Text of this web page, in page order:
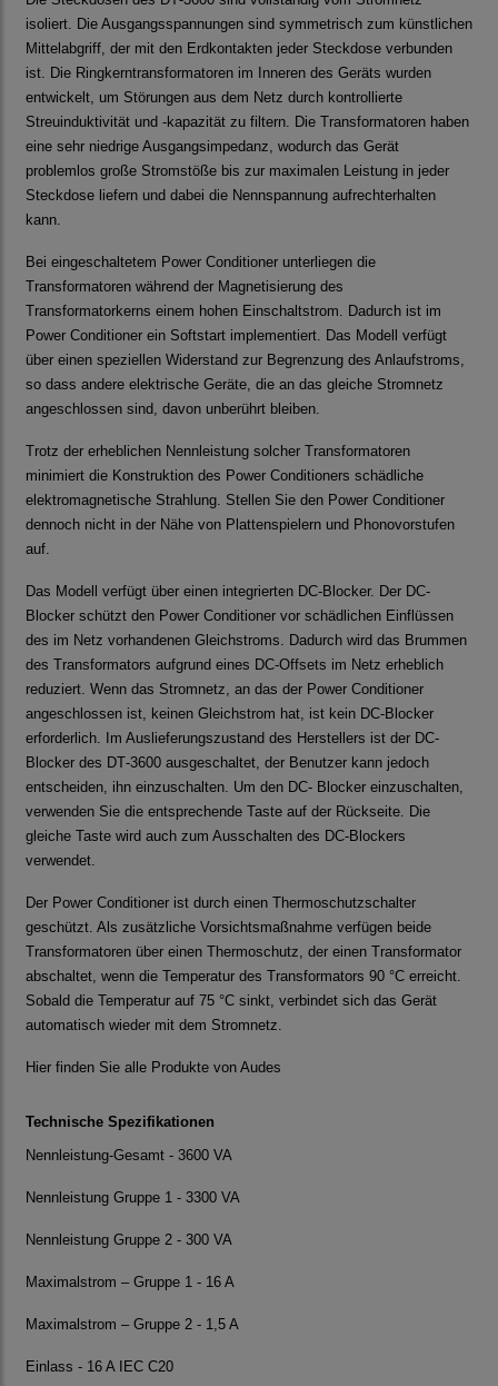
isoliert. Die Ausgangsspannungen sind symmetrisch zum künstlichen
Mittelabgriff, der mit den Erdkontakten jeder Steckdose verbunden
ist. Die Ringkerntransformatoren im Inneren des Geräts wurden
entwickelt, um Störungen aus dem Netz durch kontrollierte
Streuinduktivität und ‐kapazität zu filtern. Die Transformatoren haben
eine sehr niedrige Ausgangsimpedanz, wodurch das Gerät
problemlos große Stromstöße bis zur maximalen Leistung in jeder
Steckdose liefern und dabei die Nennspannung aufrechterhalten
kann.
Bei eingeschaltetem Power Conditioner unterliegen die
Transformatoren während der Magnetisierung des
Transformatorkerns einem hohen Einschaltstrom. Dadurch ist im
Power Conditioner ein Softstart implementiert. Das Modell verfügt
über einen speziellen Widerstand zur Begrenzung des Anlaufstroms,
so dass andere elektrische Geräte, die an das gleiche Stromnetz
angeschlossen sind, davon unberührt bleiben.
Trotz der erheblichen Nennleistung solcher Transformatoren
minimiert die Konstruktion des Power Conditioners schädliche
elektromagnetische Strahlung. Stellen Sie den Power Conditioner
dennoch nicht in der Nähe von Plattenspielern und Phonovorstufen
auf.
Das Modell verfügt über einen integrierten DC‐Blocker. Der DC‐
Blocker schützt den Power Conditioner vor schädlichen Einflüssen
des im Netz vorhandenen Gleichstroms. Dadurch wird das Brummen
des Transformators aufgrund eines DC‐Offsets im Netz erheblich
reduziert. Wenn das Stromnetz, an das der Power Conditioner
angeschlossen ist, keinen Gleichstrom hat, ist kein DC‐Blocker
erforderlich. Im Auslieferungszustand des Herstellers ist der DC‐
Blocker des DT‐3600 ausgeschaltet, der Benutzer kann jedoch
entscheiden, ihn einzuschalten. Um den DC‐ Blocker einzuschalten,
verwenden Sie die entsprechende Taste auf der Rückseite. Die
gleiche Taste wird auch zum Ausschalten des DC‐Blockers
verwendet.
Der Power Conditioner ist durch einen Thermoschutzschalter
geschützt. Als zusätzliche Vorsichtsmaßnahme verfügen beide
Transformatoren über einen Thermoschutz, der einen Transformator
abschaltet, wenn die Temperatur des Transformators 90 °C erreicht.
Sobald die Temperatur auf 75 °C sinkt, verbindet sich das Gerät
automatisch wieder mit dem Stromnetz.
Hier finden Sie alle Produkte von Audes
Technische Spezifikationen
Nennleistung-Gesamt - 3600 VA
Nennleistung Gruppe 1 - 3300 VA
Nennleistung Gruppe 2 - 300 VA
Maximalstrom – Gruppe 1 - 16 A
Maximalstrom – Gruppe 2 - 1,5 A
Einlass - 16 A IEC C20